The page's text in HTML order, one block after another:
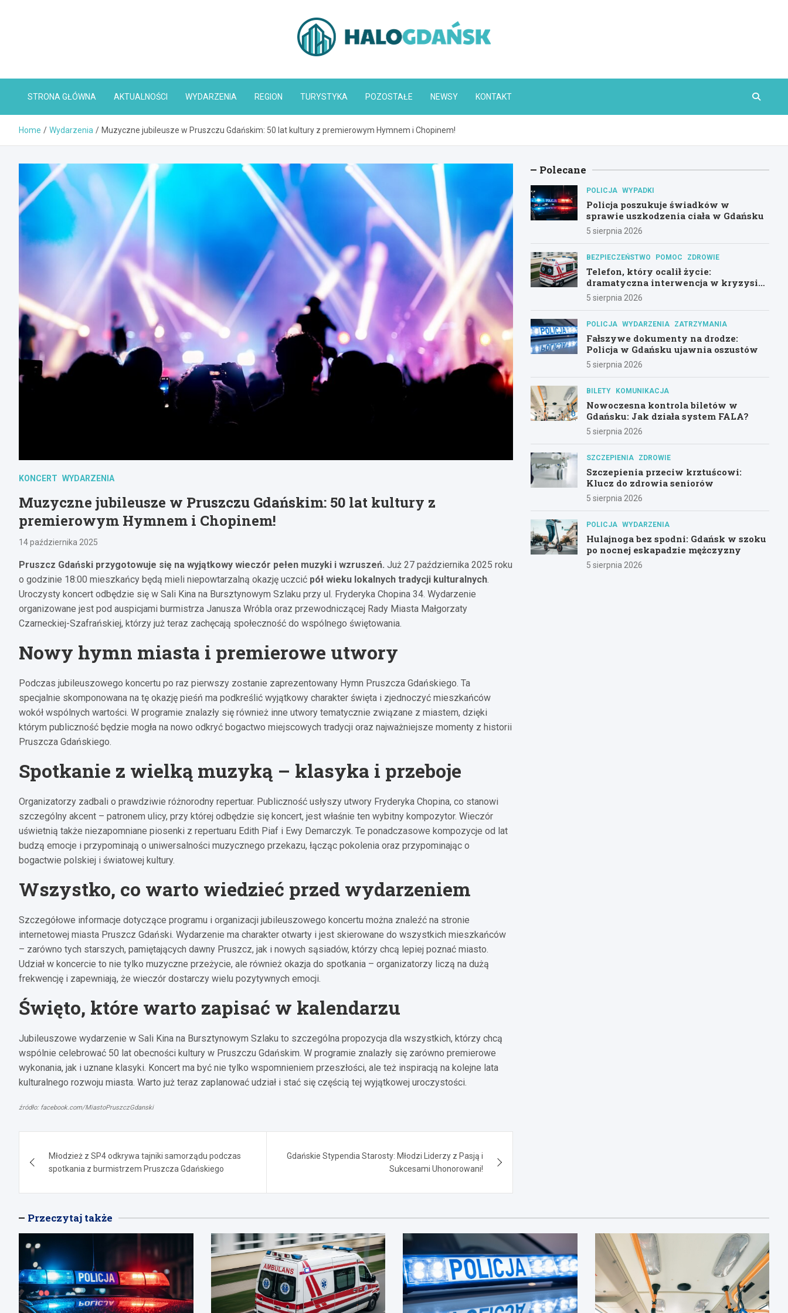
HaloGdańsk.pl
STRONA GŁÓWNA AKTUALNOŚCI WYDARZENIA REGION TURYSTYKA POZOSTAŁE NEWSY KONTAKT
Home Wydarzenia Muzyczne jubileusze w Pruszczu Gdańskim: 50 lat kultury z premierowym Hymnem i Chopinem!
KONCERT WYDARZENIA
Muzyczne jubileusze w Pruszczu Gdańskim: 50 lat kultury z
premierowym Hymnem i Chopinem!
14 października 2025
Pruszcz Gdański przygotowuje się na wyjątkowy wieczór pełen muzyki i wzruszeń. Już 27 października 2025 roku
o godzinie 18:00 mieszkańcy będą mieli niepowtarzalną okazję uczcić pół wieku lokalnych tradycji kulturalnych.
Uroczysty koncert odbędzie się w Sali Kina na Bursztynowym Szlaku przy ul. Fryderyka Chopina 34. Wydarzenie
organizowane jest pod auspicjami burmistrza Janusza Wróbla oraz przewodniczącej Rady Miasta Małgorzaty
Czarneckiej-Szafrańskiej, którzy już teraz zachęcają społeczność do wspólnego świętowania.
Nowy hymn miasta i premierowe utwory
Podczas jubileuszowego koncertu po raz pierwszy zostanie zaprezentowany Hymn Pruszcza Gdańskiego. Ta
specjalnie skomponowana na tę okazję pieśń ma podkreślić wyjątkowy charakter święta i zjednoczyć mieszkańców
wokół wspólnych wartości. W programie znalazły się również inne utwory tematycznie związane z miastem, dzięki
którym publiczność będzie mogła na nowo odkryć bogactwo miejscowych tradycji oraz najważniejsze momenty z historii
Pruszcza Gdańskiego.
Spotkanie z wielką muzyką – klasyka i przeboje
Organizatorzy zadbali o prawdziwie różnorodny repertuar. Publiczność usłyszy utwory Fryderyka Chopina, co stanowi
szczególny akcent – patronem ulicy, przy której odbędzie się koncert, jest właśnie ten wybitny kompozytor. Wieczór
uświetnią także niezapomniane piosenki z repertuaru Edith Piaf i Ewy Demarczyk. Te ponadczasowe kompozycje od lat
budzą emocje i przypominają o uniwersalności muzycznego przekazu, łącząc pokolenia oraz przypominając o
bogactwie polskiej i światowej kultury.
Wszystko, co warto wiedzieć przed wydarzeniem
Szczegółowe informacje dotyczące programu i organizacji jubileuszowego koncertu można znaleźć na stronie
internetowej miasta Pruszcz Gdański. Wydarzenie ma charakter otwarty i jest skierowane do wszystkich mieszkańców
– zarówno tych starszych, pamiętających dawny Pruszcz, jak i nowych sąsiadów, którzy chcą lepiej poznać miasto.
Udział w koncercie to nie tylko muzyczne przeżycie, ale również okazja do spotkania – organizatorzy liczą na dużą
frekwencję i zapewniają, że wieczór dostarczy wielu pozytywnych emocji.
Święto, które warto zapisać w kalendarzu
Jubileuszowe wydarzenie w Sali Kina na Bursztynowym Szlaku to szczególna propozycja dla wszystkich, którzy chcą
wspólnie celebrować 50 lat obecności kultury w Pruszczu Gdańskim. W programie znalazły się zarówno premierowe
wykonania, jak i uznane klasyki. Koncert ma być nie tylko wspomnieniem przeszłości, ale też inspiracją na kolejne lata
kulturalnego rozwoju miasta. Warto już teraz zaplanować udział i stać się częścią tej wyjątkowej uroczystości.
źródło: facebook.com/MiastoPruszczGdanski
wpisu
Młodzież z SP4 odkrywa tajniki samorządu podczas
spotkania z burmistrzem Pruszcza Gdańskiego
Gdańskie Stypendia Starosty: Młodzi Liderzy z Pasją i
Sukcesami Uhonorowani!
Polecane
POLICJA WYPADKI
Policja poszukuje świadków w
sprawie uszkodzenia ciała w Gdańsku
5 sierpnia 2026
BEZPIECZEŃSTWO POMOC ZDROWIE
Telefon, który ocalił życie:
dramatyczna interwencja w kryzysie
psychicznym
5 sierpnia 2026
POLICJA WYDARZENIA ZATRZYMANIA
Fałszywe dokumenty na drodze:
Policja w Gdańsku ujawnia oszustów
5 sierpnia 2026
BILETY KOMUNIKACJA
Nowoczesna kontrola biletów w
Gdańsku: Jak działa system FALA?
5 sierpnia 2026
SZCZEPIENIA ZDROWIE
Szczepienia przeciw krztuścowi:
Klucz do zdrowia seniorów
5 sierpnia 2026
POLICJA WYDARZENIA
Hulajnoga bez spodni: Gdańsk w szoku
po nocnej eskapadzie mężczyzny
5 sierpnia 2026
Przeczytaj także